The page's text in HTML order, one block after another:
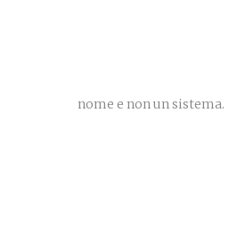
nome e non un sistema.